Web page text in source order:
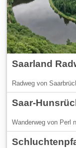
Saarland
Radweg von
Saar-
Wanderweg von Perl